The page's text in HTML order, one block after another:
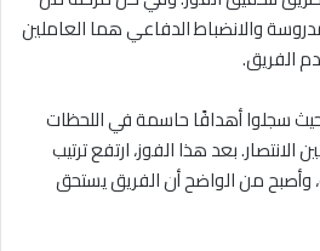
والانضباط الدفاعي هما العاملين
الفريق.
حيث سجلوا أهدافًا حاسمة في اللحظات
بعد هذا الفوز، ارتفع ترتيب
وأصبح من الواضح أن الفريق يستحق